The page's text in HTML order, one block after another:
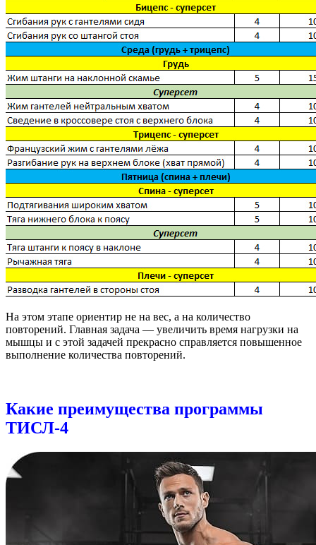
На этом этапе ориентир не на вес, а на количество
повторений. Главная задача — увеличить время нагрузки на
мышцы и с этой задачей прекрасно справляется повышенное
выполнение количества повторений.
Какие преимущества программы
ТИСЛ-4